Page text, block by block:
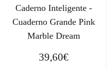
Caderno Inteligente -
Cuaderno Grande Pink
Marble Dream
39,60€